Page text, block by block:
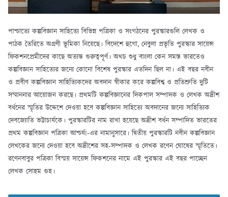
পাশ্চাত্যে কল্পবিজ্ঞান সাহিত্যে বিভিন্ন পত্রিকা ও সংগঠনের পুরস্কারগুলি লেখক ও
পাঠক তৈরিতে অগ্রণী ভূমিকা নিয়েছে। বিদেশে হুগো, নেবুলা প্রভৃতি পুরস্কার সায়েন্স
ফিকশনপ্রেমীদের কাছে অত্যন্ত গুরুত্বপূর্ণ। অথচ শুধু বাংলা কেন সমস্ত ভারতেও
কল্পবিজ্ঞান সাহিত্যের জন্যে কোনো বিশেষ পুরস্কার এতদিন ছিল না। এই বছর নবীন
ও প্রবীণ কল্পবিজ্ঞান সাহিত্যিকদের অবদান স্বীকার করে কল্পবিশ্ব ও প্রতিশ্রুতি দুটি
সম্মাননার আয়োজন করছে। প্রথমটি কল্পবিজ্ঞানের দিকপাল সম্পাদক ও লেখক অদ্রীশ
বর্ধনের স্মৃতির উদ্দেশে দেওয়া হবে কল্পবিজ্ঞান সাহিত্যে অবদানের জন্যে সাহিত্যিক
দেবজ্যোতি ভট্টাচার্যকে। পুরস্কারটির নাম রাখা হয়েছে অদ্রীশ বর্ধন সম্পাদিত ভারতের
প্রথম কল্পবিজ্ঞান পত্রিকা আশ্চর্য!-এর নামানুসারে। দ্বিতীয় পুরস্কারটি নবীন কল্পবিজ্ঞান
লেখকের জন্যে দেওয়া হবে অদ্রীশের সহ-সম্পাদক ও লেখক রণেন ঘোষের স্মৃতিতে।
রণেনবাবুর পত্রিকা বিস্ময় সায়েন্স ফিকশনের নামে এই পুরস্কার এই বছর পাচ্ছেন
লেখক সোহম গুহ।